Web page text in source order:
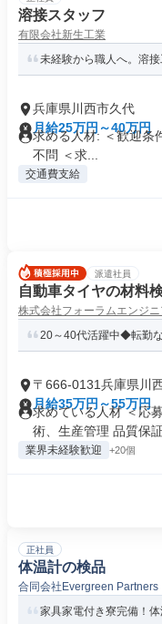
溶接スタッフ
有限会社新生工業
未経験から職人へ。溶
兵庫県川西市久代
月給25万円～40万円
求める人材: ＜歓迎条
不問 ＜求...
交通費支給
派遣社員
自動車タイヤの材料
株式会社フォーラムエンジ
20～40代活躍中◆転勤
〒666-0131兵庫県川
月給35万円～55万円
求めている人材 ＜応
術、生産管理 品質保証
業界未経験歓迎 +20個
正社員
体温計の検品
合同会社Evergreen Partners
家具家電付き寮完備！